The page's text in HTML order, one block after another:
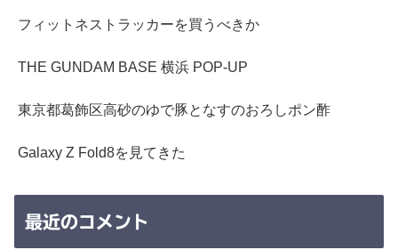
フィットネストラッカーを買うべきか
THE GUNDAM BASE 横浜 POP-UP
東京都葛飾区高砂のゆで豚となすのおろしポン酢
Galaxy Z Fold8を見てきた
最近のコメント